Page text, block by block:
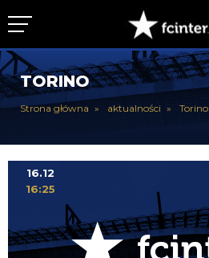
KLUB
DRUŻYNA
PUCHARY
DLA TIFOSICH
SERWIS
TORINO
Strona główna aktualności Torino
16.12
16:25